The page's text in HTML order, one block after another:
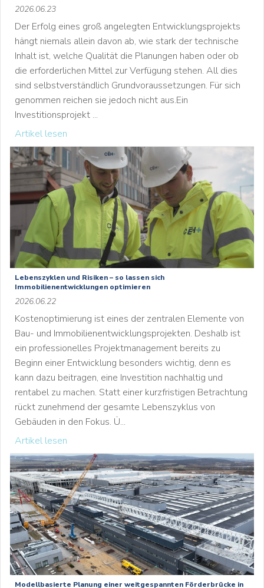
2026.06.23
Der Erfolg eines groß angelegten Entwicklungsprojekts
hängt niemals allein davon ab, wie stark der technische
Inhalt ist, welche Qualität die Planungen haben oder ob
die erforderlichen Mittel zur Verfügung stehen. All dies
sind selbstverständlich Grundvoraussetzungen. Für sich
genommen reichen sie jedoch nicht aus.Ein
Investitionsprojekt ...
Artikel lesen
Lebenszyklen und Risiken – so lassen sich
Immobilienentwicklungen optimieren
2026.06.22
Kostenoptimierung ist eines der zentralen Elemente von
Bau- und Immobilienentwicklungsprojekten. Deshalb ist
ein professionelles Projektmanagement bereits zu
Beginn einer Entwicklung besonders wichtig, denn es
kann dazu beitragen, eine Investition nachhaltig und
rentabel zu machen. Statt einer kurzfristigen Betrachtung
rückt zunehmend der gesamte Lebenszyklus von
Gebäuden in den Fokus. Ü...
Artikel lesen
Modellbasierte Planung einer weitgespannten Förderbrücke in